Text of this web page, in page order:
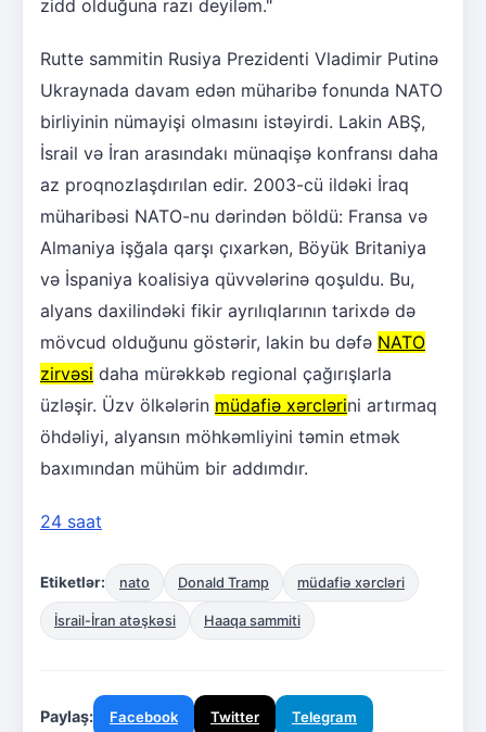
zidd olduğuna razı deyiləm."
Rutte sammitin Rusiya Prezidenti Vladimir Putinə
Ukraynada davam edən müharibə fonunda NATO
birliyinin nümayişi olmasını istəyirdi. Lakin ABŞ,
İsrail və İran arasındakı münaqişə konfransı daha
az proqnozlaşdırılan edir. 2003-cü ildəki İraq
müharibəsi NATO-nu dərindən böldü: Fransa və
Almaniya işğala qarşı çıxarkən, Böyük Britaniya
və İspaniya koalisiya qüvvələrinə qoşuldu. Bu,
alyans daxilindəki fikir ayrılıqlarının tarixdə də
mövcud olduğunu göstərir, lakin bu dəfə NATO
zirvəsi daha mürəkkəb regional çağırışlarla
üzləşir. Üzv ölkələrin müdafiə xərclərini artırmaq
öhdəliyi, alyansın möhkəmliyini təmin etmək
baxımından mühüm bir addımdır.
24 saat
Etiketlər: nato Donald Tramp müdafiə xərcləri
İsrail-İran atəşkəsi Haaqa sammiti
Paylaş: Facebook Twitter Telegram